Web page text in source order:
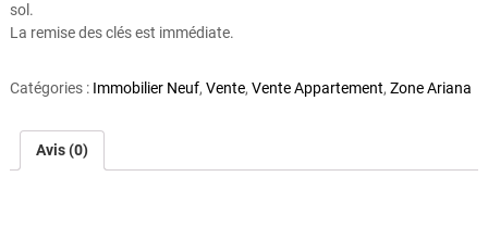
sol.
La remise des clés est immédiate.
Catégories : Immobilier Neuf, Vente, Vente Appartement, Zone Ariana
Avis (0)